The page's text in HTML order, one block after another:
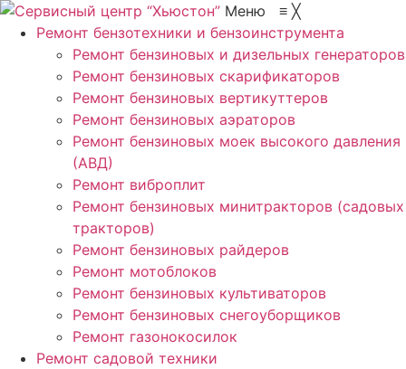
Меню ≡ ╳
Ремонт бензотехники и бензоинструмента
Ремонт бензиновых и дизельных генераторов
Ремонт бензиновых скарификаторов
Ремонт бензиновых вертикуттеров
Ремонт бензиновых аэраторов
Ремонт бензиновых моек высокого давления
(АВД)
Ремонт виброплит
Ремонт бензиновых минитракторов (садовых
тракторов)
Ремонт бензиновых райдеров
Ремонт мотоблоков
Ремонт бензиновых культиваторов
Ремонт бензиновых снегоуборщиков
Ремонт газонокосилок
Ремонт садовой техники